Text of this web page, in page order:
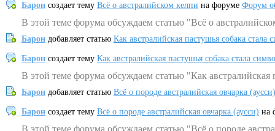
Барон создает тему Всё о австралийском келпи на форуме Форум
В этой теме форума обсуждаем статью "Всё о
Барон добавляет статью Как австралийская пастушья собака
Барон создает тему Как австралийская пастушья собака стала
В этой теме форума обсуждаем статью "Как
Барон добавляет статью Всё о породе австралийская овчарка (аусси)
Барон создает тему Всё о породе австралийская овчарка (аусси) на
В этой теме форума обсуждаем статью "Всё о породе